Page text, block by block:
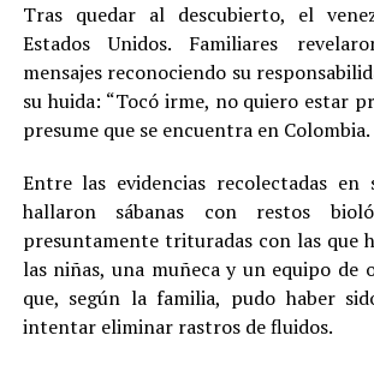
Tras quedar al descubierto, el
Estados Unidos. Familiares
mensajes reconociendo su
su huida: “Tocó irme, no quiero estar
presume que se encuentra en Colombia.
Entre las evidencias recolectadas en
hallaron sábanas con restos
presuntamente trituradas con las que
las niñas, una muñeca y un equipo de
que, según la familia, pudo haber
intentar eliminar rastros de fluidos.